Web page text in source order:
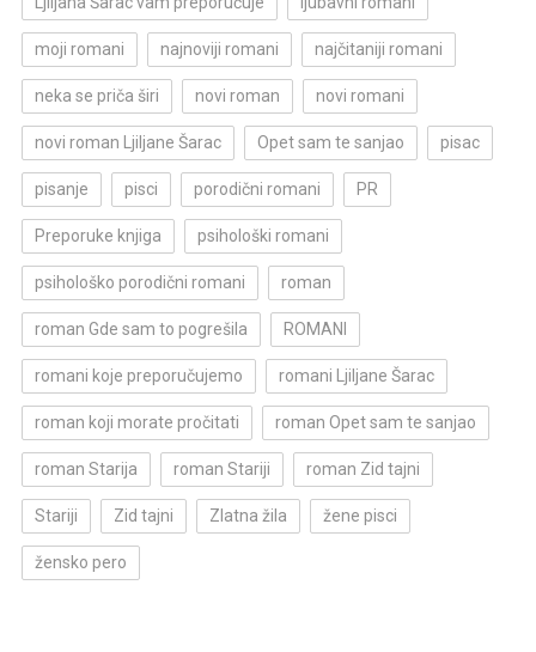
moji romani najnoviji romani najčitaniji romani
neka se priča širi novi roman novi romani
novi roman Ljiljane Šarac Opet sam te sanjao pisac
pisanje pisci porodični romani PR
Preporuke knjiga psihološki romani
psihološko porodični romani roman
roman Gde sam to pogrešila ROMANI
romani koje preporučujemo romani Ljiljane Šarac
roman koji morate pročitati roman Opet sam te sanjao
roman Starija roman Stariji roman Zid tajni
Stariji Zid tajni Zlatna žila žene pisci
žensko pero